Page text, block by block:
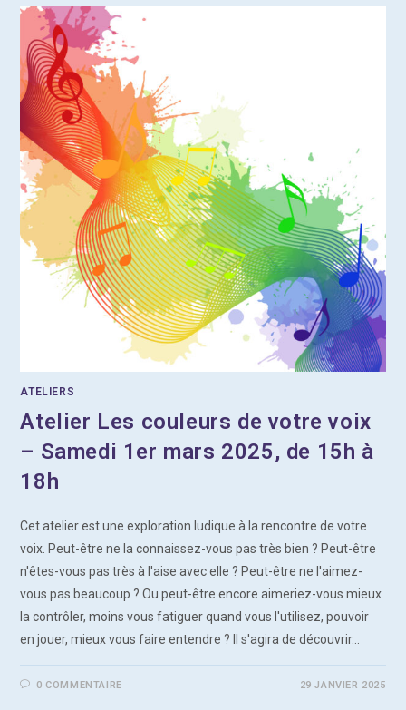
ATELIERS
Atelier Les couleurs de votre voix
– Samedi 1er mars 2025, de 15h à
18h
Cet atelier est une exploration ludique à la rencontre de votre
voix. Peut-être ne la connaissez-vous pas très bien ? Peut-être
n'êtes-vous pas très à l'aise avec elle ? Peut-être ne l'aimez-
vous pas beaucoup ? Ou peut-être encore aimeriez-vous mieux
la contrôler, moins vous fatiguer quand vous l'utilisez, pouvoir
en jouer, mieux vous faire entendre ? Il s'agira de découvrir…
0 COMMENTAIRE 29 JANVIER 2025